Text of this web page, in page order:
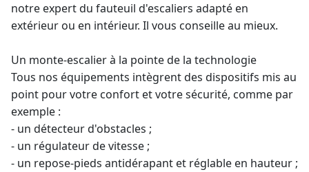
notre expert du fauteuil d'escaliers adapté en
extérieur ou en intérieur. Il vous conseille au mieux.
Un monte-escalierà la pointe de la technologie
Tous nos équipements intègrent des dispositifs mis au
point pour votre confort et votre sécurité, comme par
exemple :
- un détecteur d'obstacles ;
- un régulateur de vitesse ;
- un repose-pieds antidérapant et réglable en hauteur ;